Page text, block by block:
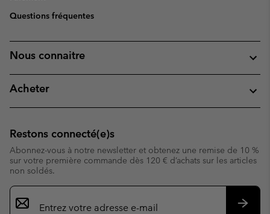
Questions fréquentes
Nous connaitre
Acheter
Restons connecté(e)s
Abonnez-vous à notre newsletter et obtenez une remise de 10 %
sur votre première commande dès 120 € d’achats sur les articles
non soldés.
Inscription
par